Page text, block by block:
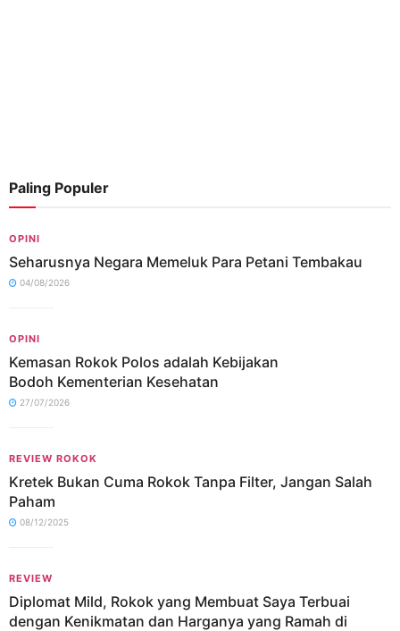
Paling Populer
OPINI
Seharusnya Negara Memeluk Para Petani Tembakau
04/08/2026
OPINI
Kemasan Rokok Polos adalah Kebijakan
Bodoh Kementerian Kesehatan
27/07/2026
REVIEW ROKOK
Kretek Bukan Cuma Rokok Tanpa Filter, Jangan Salah
Paham
08/12/2025
REVIEW
Diplomat Mild, Rokok yang Membuat Saya Terbuai
dengan Kenikmatan dan Harganya yang Ramah di